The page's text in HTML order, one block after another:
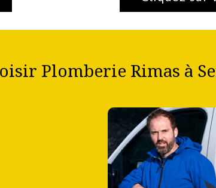
Plomberie Rimas à